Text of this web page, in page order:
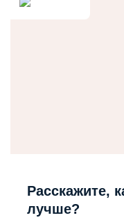
Расскажите,
лучше?